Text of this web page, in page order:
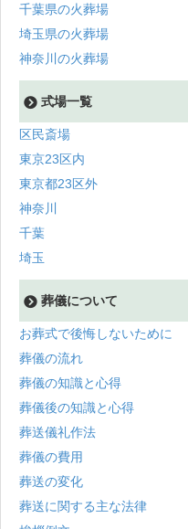
千葉県の火葬場
埼玉県の火葬場
神奈川の火葬場
式場一覧
区民斎場
東京23区内
東京都23区外
神奈川
千葉
埼玉
葬儀について
お葬式で後悔しないために
葬儀の流れ
葬儀の知識と心得
葬儀後の知識と心得
葬送儀礼作法
葬儀の費用
葬送の変化
葬送に関する主な法律